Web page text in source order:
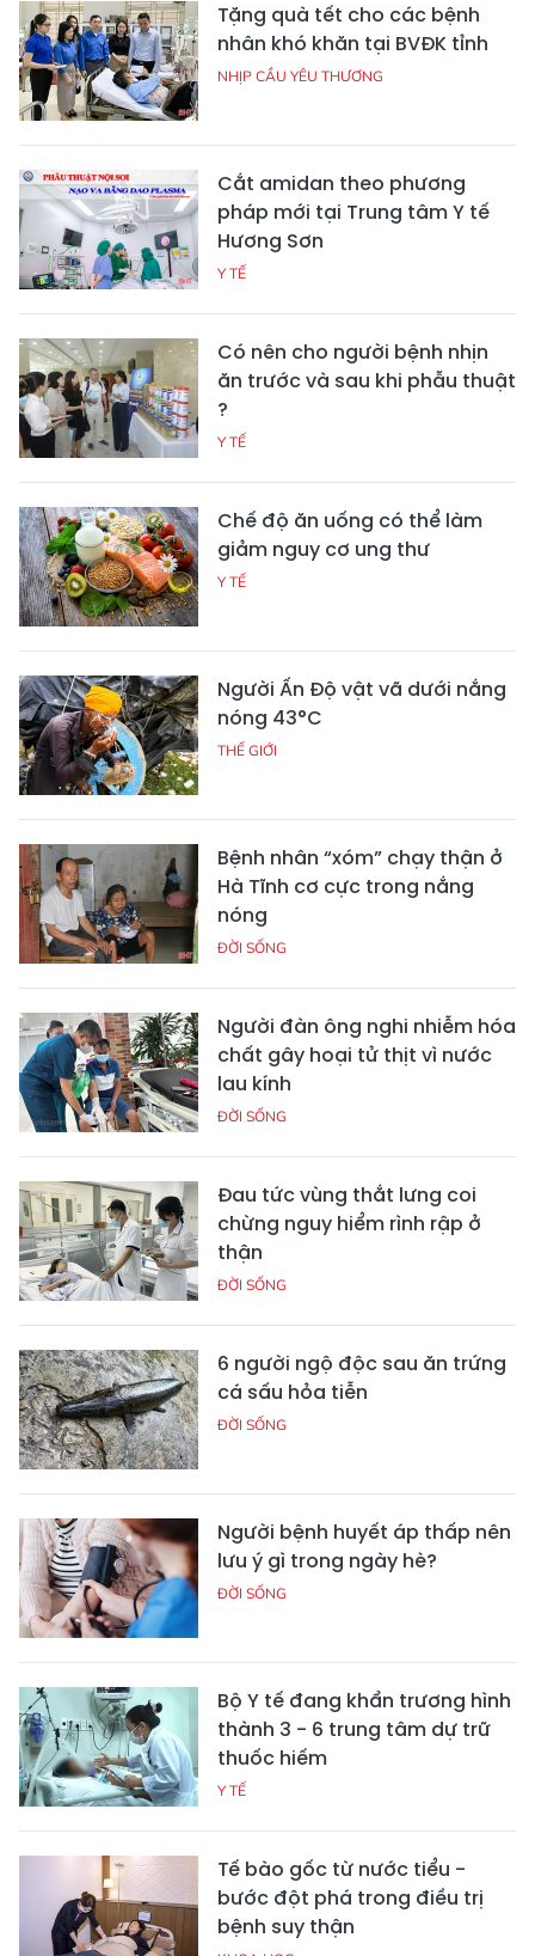
Tặng quà tết cho các bệnh
nhân khó khăn tại BVĐK tỉnh
NHỊP CẦU YÊU THƯƠNG
Cắt amidan theo phương
pháp mới tại Trung tâm Y tế
Hương Sơn
Y TẾ
Có nên cho người bệnh nhịn
ăn trước và sau khi phẫu thuật
?
Y TẾ
Chế độ ăn uống có thể làm
giảm nguy cơ ung thư
Y TẾ
Người Ấn Độ vật vã dưới nắng
nóng 43°C
THẾ GIỚI
Bệnh nhân “xóm” chạy thận ở
Hà Tĩnh cơ cực trong nắng
nóng
ĐỜI SỐNG
Người đàn ông nghi nhiễm hóa
chất gây hoại tử thịt vì nước
lau kính
ĐỜI SỐNG
Đau tức vùng thắt lưng coi
chừng nguy hiểm rình rập ở
thận
ĐỜI SỐNG
6 người ngộ độc sau ăn trứng
cá sấu hỏa tiễn
ĐỜI SỐNG
Người bệnh huyết áp thấp nên
lưu ý gì trong ngày hè?
ĐỜI SỐNG
Bộ Y tế đang khẩn trương hình
thành 3 - 6 trung tâm dự trữ
thuốc hiếm
Y TẾ
Tế bào gốc từ nước tiểu -
bước đột phá trong điều trị
bệnh suy thận